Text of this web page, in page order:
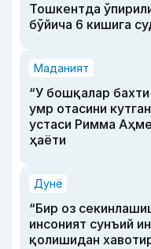
Тошкентда
бўйича 6 кишига
Маданият
“У бошқалар бахти
умр отасини
устаси Римма
ҳаёти
Дунё
“Бир оз
инсоният сунъий
қолишидан